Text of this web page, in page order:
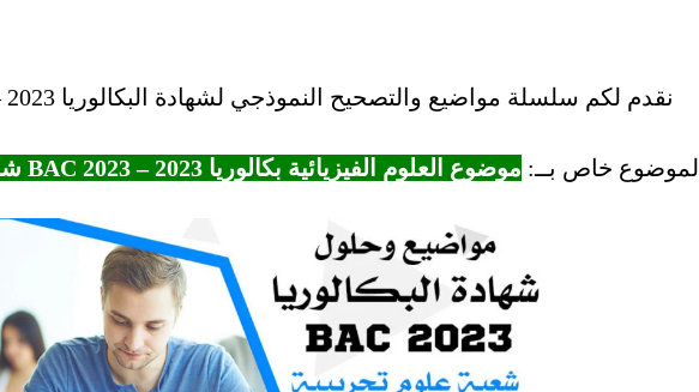
نقدم لكم سلسلة مواضيع والتصحيح النموذجي لشهادة البكالوريا 2023 – BAC “2023.
الموضوع خاص بــ: موضوع العلوم الفيزيائية بكالوريا 2023 – BAC 2023 شعبة علوم تجريبية